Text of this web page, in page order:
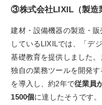
③株式会社LIXIL（製造
建材・設備機器の製造・
しているLIXILでは、「デ
基礎教育を提供しました
独自の業務ツールを開発
を導入し、約2年で従業員
1500個に達したそうです。